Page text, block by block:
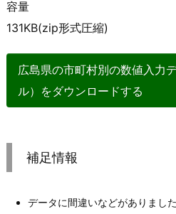
容量
131KB(zip形式圧縮)
広島県の市町村別の数値入力
ル）をダウンロードする
補足情報
データに間違いなどがありまし